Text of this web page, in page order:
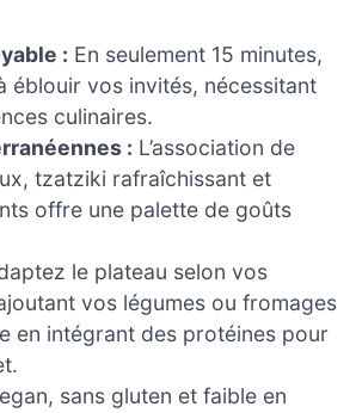
: En seulement 15 minutes,
éblouir vos invités, nécessitant
culinaires.
: L’association de
tzatziki rafraîchissant et
offre une palette de goûts
le plateau selon vos
vos légumes ou fromages
en intégrant des protéines pour
sans gluten et faible en